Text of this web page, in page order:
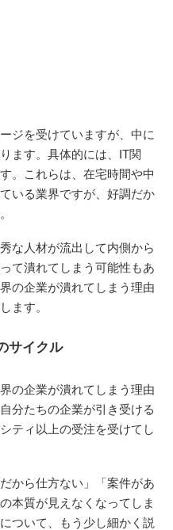
ジを受けていますが、中に
ます。具体的には、IT関
。これらは、在宅時間や中
いる業界ですが、好調だか
な人材が流出して内側から
て潰れてしまう可能性もあ
の企業が潰れてしまう理由
ます。
サイクル
の企業が潰れてしまう理由
分たちの企業が引き受ける
ティ以上の受注を受けてし
から仕方ない」「案件があ
本質が見えなくなってしま
ついて、もう少し細かく説